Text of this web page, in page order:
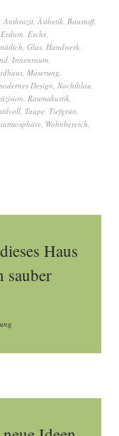
, Anthrazit, Ästhetik, Baustoff,
Erdton, Esche,
, Glas, Handwerk,
, Innenraum,
, Maserung,
Design, Nachtblau,
, Raumakustik,
stilvoll, Taupe, Tiefgrün,
, Wohnbereich,
Haus
sauber